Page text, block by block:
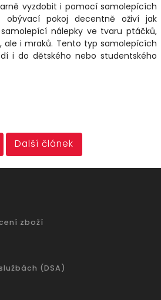
vyzdobit i pomocí samolepících
obývací pokoj decentně oživí jak
nálepky ve tvaru ptáčků,
ale i mraků. Tento typ samolepících
i do dětského nebo studentského
Další článek
zboží
(DSA)